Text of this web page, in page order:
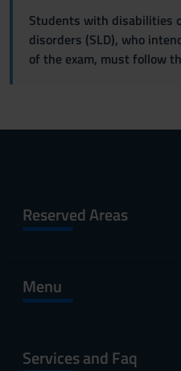
Students with disabilities
disorders (SLD), who
of the exam, must follow
Reserved Areas
Menu
Services and Faq